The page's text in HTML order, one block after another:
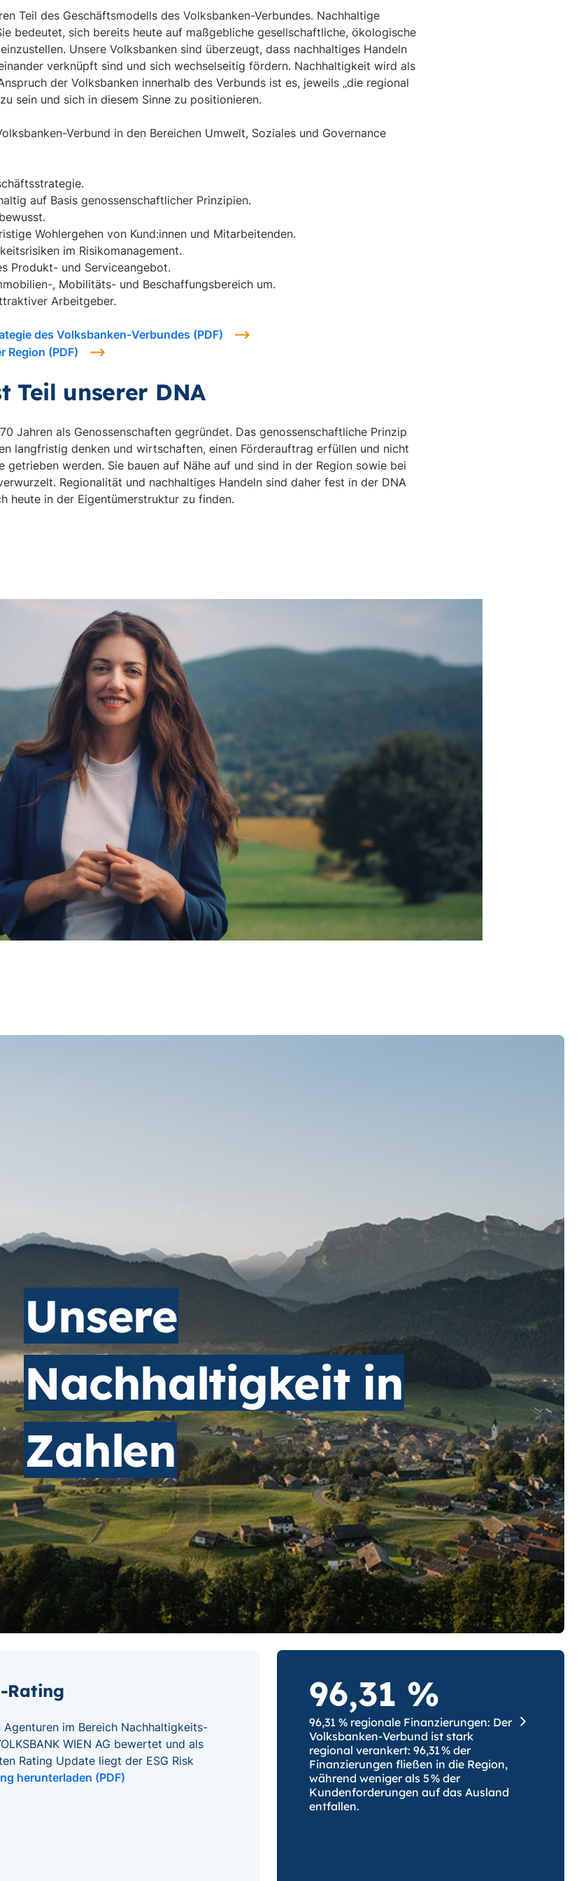
Teil des Geschäftsmodells des Volksbanken-Verbundes. Nachhaltige
bedeutet, sich bereits heute auf maßgebliche gesellschaftliche, ökologische
Unsere Volksbanken sind überzeugt, dass nachhaltiges Handeln
verknüpft sind und sich wechselseitig fördern. Nachhaltigkeit wird als
der Volksbanken innerhalb des Verbunds ist es, jeweils „die regional
sein und sich in diesem Sinne zu positionieren.
Verbund in den Bereichen Umwelt, Soziales und Governance
auf Basis genossenschaftlicher Prinzipien.
Wohlergehen von Kund:innen und Mitarbeitenden.
im Risikomanagement.
Produkt- und Serviceangebot.
, Mobilitäts- und Beschaffungsbereich um.
Arbeitgeber.
des Volksbanken-Verbundes (PDF)
Region (PDF)
Teil unserer DNA
Jahren als Genossenschaften gegründet. Das genossenschaftliche Prinzip
langfristig denken und wirtschaften, einen Förderauftrag erfüllen und nicht
getrieben werden. Sie bauen auf Nähe auf und sind in der Region sowie bei
Regionalität und nachhaltiges Handeln sind daher fest in der DNA
heute in der Eigentümerstruktur zu finden.
Unsere
Nachhaltigkeit in
Zahlen
Rating
im Bereich Nachhaltigkeits-
WIEN AG bewertet und als
Rating Update liegt der ESG Risk
herunterladen (PDF)
96,31 %
96,31 % regionale Finanzierungen: Der
Volksbanken-Verbund ist stark
regional verankert: 96,31 % der
Finanzierungen fließen in die Region,
während weniger als 5 % der
Kundenforderungen auf das Ausland
entfallen.